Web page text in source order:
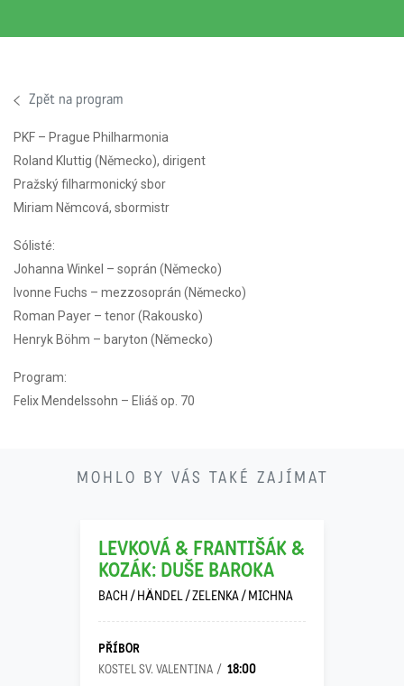
Zpět na program
PKF – Prague Philharmonia
Roland Kluttig (Německo), dirigent
Pražský filharmonický sbor
Miriam Němcová, sbormistr
Sólisté:
Johanna Winkel – soprán (Německo)
Ivonne Fuchs – mezzosoprán (Německo)
Roman Payer – tenor (Rakousko)
Henryk Böhm – baryton (Německo)
Program:
Felix Mendelssohn – Eliáš op. 70
MOHLO BY VÁS TAKÉ ZAJÍMAT
11
LEVKOVÁ & FRANTIŠÁK &
KOZÁK: DUŠE BAROKA
BACH / HÄNDEL / ZELENKA / MICHNA
PŘÍBOR
KOSTEL SV. VALENTINA 18:00